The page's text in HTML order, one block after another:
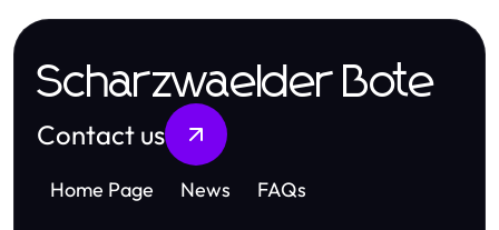
Scharzwaelder Bote
Contact us
Home Page News FAQs